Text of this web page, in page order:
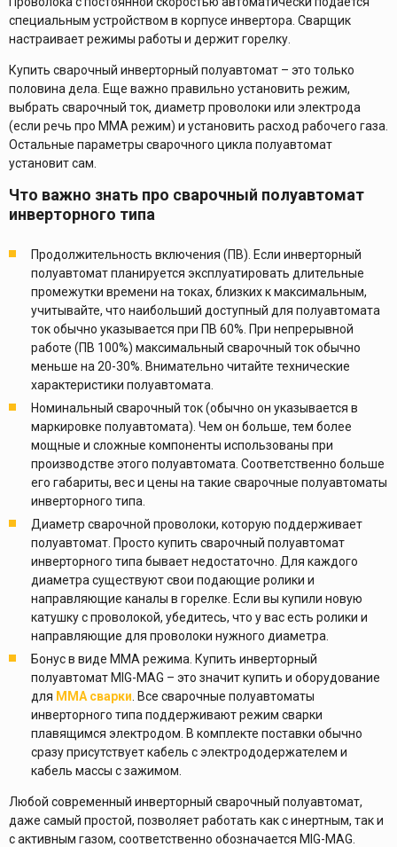
специальным устройством в корпусе инвертора. Сварщик
настраивает режимы работы и держит горелку.
Купить сварочный инверторный полуавтомат – это только
половина дела. Еще важно правильно установить режим,
выбрать сварочный ток, диаметр проволоки или электрода
(если речь про ММА режим) и установить расход рабочего газа.
Остальные параметры сварочного цикла полуавтомат
установит сам.
Что важно знать про сварочный полуавтомат
инверторного типа
Продолжительность включения (ПВ). Если инверторный
полуавтомат планируется эксплуатировать длительные
промежутки времени на токах, близких к максимальным,
учитывайте, что наибольший доступный для полуавтомата
ток обычно указывается при ПВ 60%. При непрерывной
работе (ПВ 100%) максимальный сварочный ток обычно
меньше на 20-30%. Внимательно читайте технические
характеристики полуавтомата.
Номинальный сварочный ток (обычно он указывается в
маркировке полуавтомата). Чем он больше, тем более
мощные и сложные компоненты использованы при
производстве этого полуавтомата. Соответственно больше
его габариты, вес и цены на такие сварочные полуавтоматы
инверторного типа.
Диаметр сварочной проволоки, которую поддерживает
полуавтомат. Просто купить сварочный полуавтомат
инверторного типа бывает недостаточно. Для каждого
диаметра существуют свои подающие ролики и
направляющие каналы в горелке. Если вы купили новую
катушку с проволокой, убедитесь, что у вас есть ролики и
направляющие для проволоки нужного диаметра.
Бонус в виде ММА режима. Купить инверторный
полуавтомат MIG-MAG – это значит купить и оборудование
для ММА сварки . Все сварочные полуавтоматы
инверторного типа поддерживают режим сварки
плавящимся электродом. В комплекте поставки обычно
сразу присутствует кабель с электрододержателем и
кабель массы с зажимом.
Любой современный инверторный сварочный полуавтомат,
даже самый простой, позволяет работать как с инертным, так и
с активным газом, соответственно обозначается MIG-MAG.